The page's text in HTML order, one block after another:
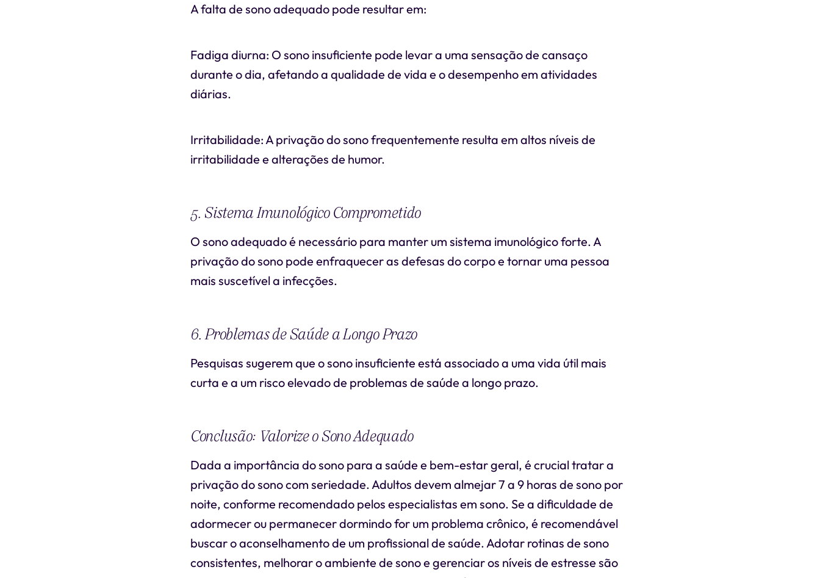
A falta de sono adequado pode resultar em:
Fadiga diurna: O sono insuficiente pode levar a uma sensação de cansaço
durante o dia, afetando a qualidade de vida e o desempenho em atividades
diárias.
Irritabilidade: A privação do sono frequentemente resulta em altos níveis de
irritabilidade e alterações de humor.
5. Sistema Imunológico Comprometido
O sono adequado é necessário para manter um sistema imunológico forte. A
privação do sono pode enfraquecer as defesas do corpo e tornar uma pessoa
mais suscetível a infecções.
6. Problemas de Saúde a Longo Prazo
Pesquisas sugerem que o sono insuficiente está associado a uma vida útil mais
curta e a um risco elevado de problemas de saúde a longo prazo.
Conclusão: Valorize o Sono Adequado
Dada a importância do sono para a saúde e bem-estar geral, é crucial tratar a
privação do sono com seriedade. Adultos devem almejar 7 a 9 horas de sono por
noite, conforme recomendado pelos especialistas em sono. Se a dificuldade de
adormecer ou permanecer dormindo for um problema crônico, é recomendável
buscar o aconselhamento de um profissional de saúde. Adotar rotinas de sono
consistentes, melhorar o ambiente de sono e gerenciar os níveis de estresse são